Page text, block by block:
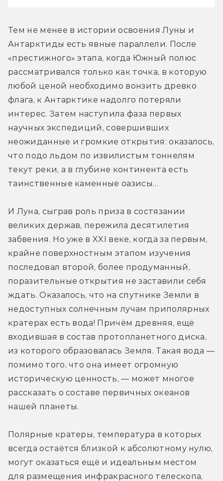
Тем не менее в истории освоения Луны и
Антарктиды есть явные параллели. После
«престижного» этапа, когда Южный полюс
рассматривался только как точка, в которую
любой ценой необходимо вонзить древко
флага, к Антарктике надолго потеряли
интерес. Затем наступила фаза первых
научных экспедиций, совершивших
неожиданные и громкие открытия: оказалось,
что подо льдом по извилистым тоннелям
текут реки, а в глубине континента есть
таинственные каменные оазисы…
И Луна, сыграв роль приза в состязании
великих держав, пережила десятилетия
забвения. Но уже в XXI веке, когда за первым,
крайне поверхностным этапом изучения
последовал второй, более продуманный,
поразительные открытия не заставили себя
ждать. Оказалось, что на спутнике Земли в
недоступных солнечным лучам приполярных
кратерах есть вода! Причём древняя, ещё
входившая в состав протопланетного диска,
из которого образовалась Земля. Такая вода —
помимо того, что она имеет огромную
историческую ценность, — может многое
рассказать о составе первичных океанов
нашей планеты.
Полярные кратеры, температура в которых
всегда остаётся близкой к абсолютному нулю,
могут оказаться ещё и идеальным местом
для размещения инфракрасного телескопа,